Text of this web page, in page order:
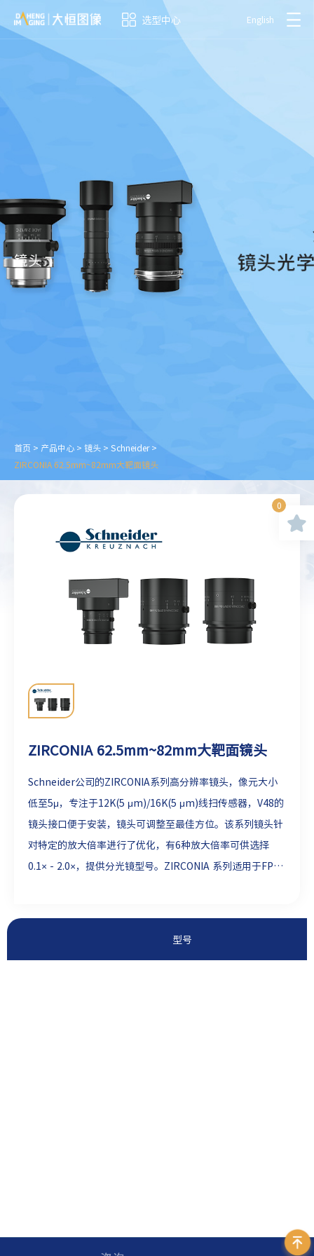
选型中心 English
镜头
首页 > 产品中心 > 镜头 > Schneider >
ZIRCONIA 62.5mm~82mm大靶面镜头
ZIRCONIA 62.5mm~82mm大靶面镜头
Schneider公司的ZIRCONIA系列高分辨率镜头，像元大小
低至5μ，专注于12K(5 μm)/16K(5 μm)线扫传感器，V48的
镜头接口便于安装，镜头可调整至最佳方位。该系列镜头针
对特定的放大倍率进行了优化，有6种放大倍率可供选择
0.1× - 2.0×，提供分光镜型号。ZIRCONIA 系列适用于FPD
型号
0